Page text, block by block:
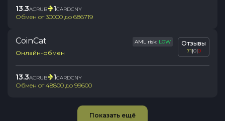
13.3ACRUB 1CARDCNY
Обмен от30000 до 686719
CoinCat AML risk: LOW
Онлайн-обмен
Отзывы
71|0|0
13.3ACRUB 1CARDCNY
Обмен от48800 до 99600
Показать ещё